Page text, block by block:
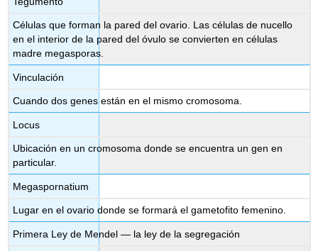
Células que forman la pared del ovario. Las células de nucello
en el interior de la pared del óvulo se convierten en células
madre megasporas.
Vinculación
Cuando dos genes están en el mismo cromosoma.
Locus
Ubicación en un cromosoma donde se encuentra un gen en
particular.
Megaspornatium
Lugar en el ovario donde se formará el gametofito femenino.
Primera Ley de Mendel — la ley de la segregación